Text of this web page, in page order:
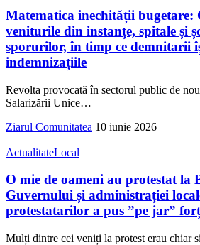
Matematica inechității bugetare:
veniturile din instanțe, spitale și
sporurilor, în timp ce demnitarii
indemnizațiile
Revolta provocată în sectorul public de
Salarizării Unice…
Ziarul Comunitatea 10 iunie 2026
ActualitateLocal
O mie de oameni au protestat
Guvernului și administrației
protestatarilor a pus ”pe jar”
Mulți dintre cei veniți la protest erau chiar